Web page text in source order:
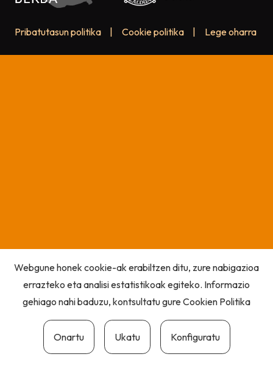
Pribatutasun politika Cookie politika Lege oharra
Webgune honek cookie-ak erabiltzen ditu, zure nabigazioa
errazteko eta analisi estatistikoak egiteko. Informazio
gehiago nahi baduzu, kontsultatu gureCookien Politika
Onartu Ukatu Konfiguratu